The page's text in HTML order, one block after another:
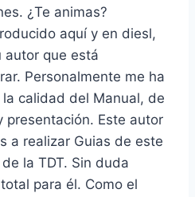
¿Te animas?
aquí y en diesl,
autor que está
Personalmente me ha
calidad del Manual, de
presentación. Este autor
a realizar Guias de este
la TDT. Sin duda
para él. Como el